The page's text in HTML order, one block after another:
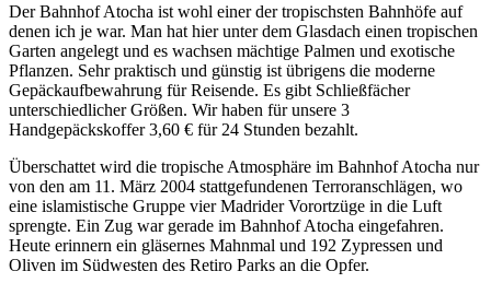
Der Bahnhof Atocha ist wohl einer der tropischsten Bahnhöfe auf
denen ich je war. Man hat hier unter dem Glasdach einen tropischen
Garten angelegt und es wachsen mächtige Palmen und exotische
Pflanzen. Sehr praktisch und günstig ist übrigens die moderne
Gepäckaufbewahrung für Reisende. Es gibt Schließfächer
unterschiedlicher Größen. Wir haben für unsere 3
Handgepäckskoffer 3,60 € für 24 Stunden bezahlt.
Überschattet wird die tropische Atmosphäre im Bahnhof Atocha nur
von den am 11. März 2004 stattgefundenen Terroranschlägen, wo
eine islamistische Gruppe vier Madrider Vorortzüge in die Luft
sprengte. Ein Zug war gerade im Bahnhof Atocha eingefahren.
Heute erinnern ein gläsernes Mahnmal und 192 Zypressen und
Oliven im Südwesten des Retiro Parks an die Opfer.